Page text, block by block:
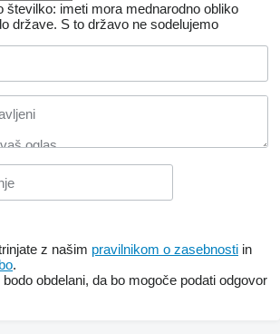
številko: imeti mora mednarodno obliko
države. S to državo ne sodelujemo
z našim pravilnikom o zasebnosti in
.
obdelani, da bo mogoče podati odgovor